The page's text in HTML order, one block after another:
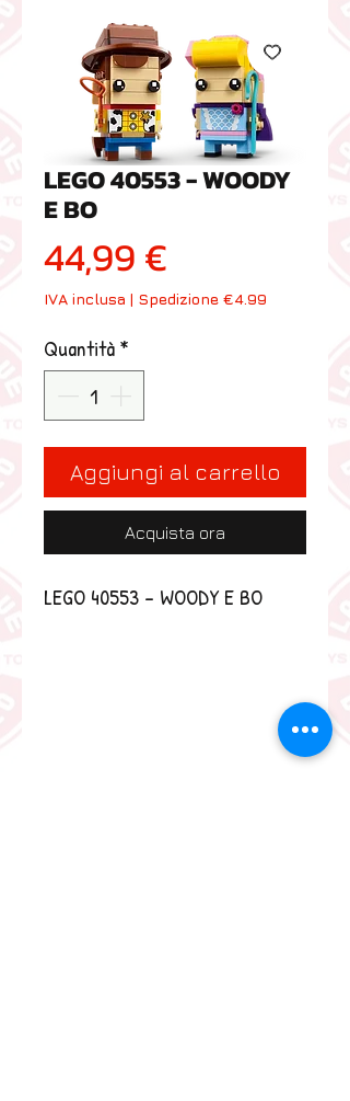
LEGO 40553 - WOODY
E BO
44,99 €
IVA inclusa | Spedizione €4.99
Quantità*
Aggiungi al carrello
Acquista ora
LEGO 40553 - WOODY E BO